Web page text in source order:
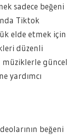
sadece beğeni
Tiktok
elde etmek için
düzenli
güncel
yardımcı
beğeni